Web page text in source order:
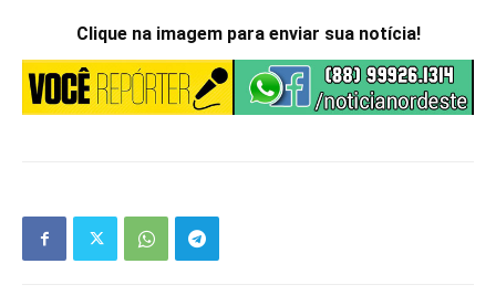
Clique na imagem para enviar sua notícia!